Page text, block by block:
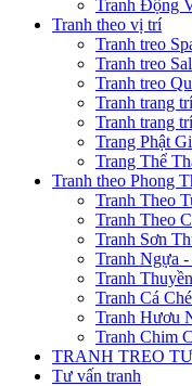
Tranh Động
Tranh theo vị trí
Tranh treo
Tranh treo
Tranh treo
Tranh trang
Tranh trang
Trang Phật
Trang Thể
Tranh theo Phong
Tranh Theo
Tranh Theo
Tranh Sơn
Tranh Ngựa
Tranh
Tranh Cá
Tranh Hươu
Tranh Chim
TRANH TREO
Tư vấn tranh